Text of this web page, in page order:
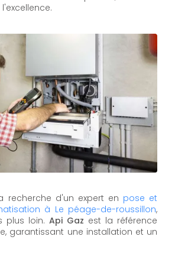
recherche d'un expert en pose et
à Le péage-de-roussillon,
plus loin. Api Gaz est la référence
garantissant une installation et un